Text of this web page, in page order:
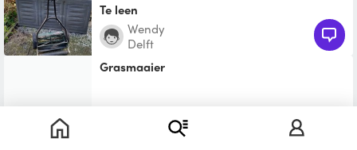
Te leen
Wendy
Delft
grasmaaier